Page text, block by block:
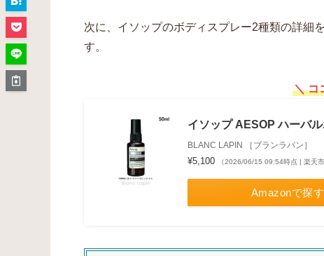
次に、イソップのボディスプレー2種類の詳細
す。
＼ コ
イソップ AESOP ハーバ
BLANC LAPIN ［ブランラパン］
¥5,100 （2026/06/15 09:54時点 | 楽天市
Amazonで探す